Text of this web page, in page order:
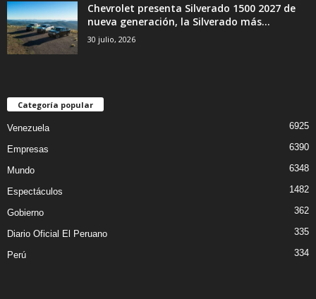
Chevrolet presenta Silverado 1500 2027 de
nueva generación, la Silverado más...
30 julio, 2026
Categoría popular
Venezuela 6925
Empresas 6390
Mundo 6348
Espectáculos 1482
Gobierno 362
Diario Oficial El Peruano 335
Perú 334